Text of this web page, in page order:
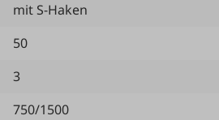
mit S-Haken
50
3
750/1500